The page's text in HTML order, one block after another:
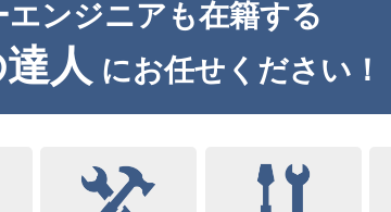
エンジニアも在籍する
人 にお任せください！